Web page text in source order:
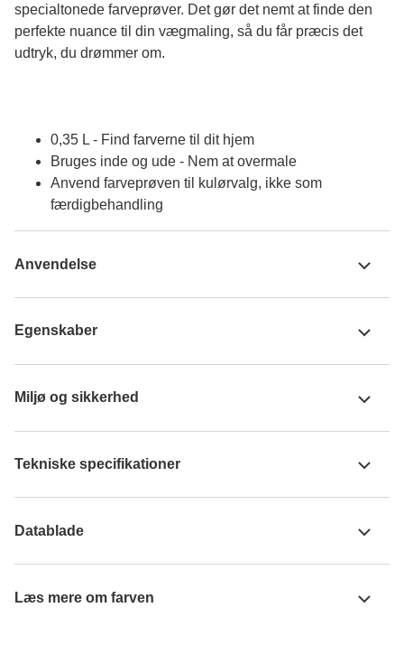
specialtonede farveprøver. Det gør det nemt at finde den
perfekte nuance til din vægmaling, så du får præcis det
udtryk, du drømmer om.
0,35 L - Find farverne til dit hjem
Bruges inde og ude - Nem at overmale
Anvend farveprøven til kulørvalg, ikke som
færdigbehandling
Anvendelse
Egenskaber
Miljø og sikkerhed
Tekniske specifikationer
Datablade
Læs mere om farven